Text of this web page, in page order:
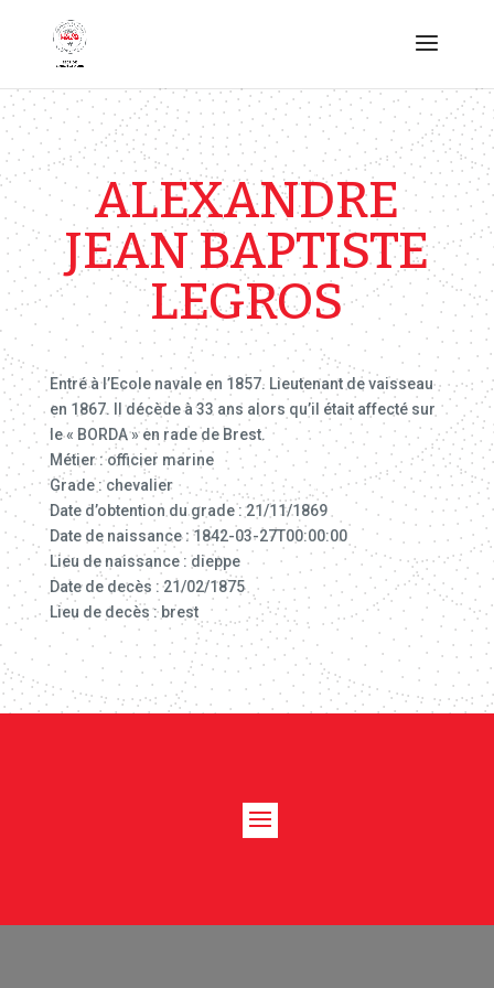
ALEXANDRE
JEAN BAPTISTE
LEGROS
Entré à l’Ecole navale en 1857. Lieutenant de vaisseau
en 1867. Il décède à 33 ans alors qu’il était affecté sur
le « BORDA » en rade de Brest.
Métier : officier marine
Grade : chevalier
Date d’obtention du grade : 21/11/1869
Date de naissance : 1842-03-27T00:00:00
Lieu de naissance : dieppe
Date de decès : 21/02/1875
Lieu de decès : brest